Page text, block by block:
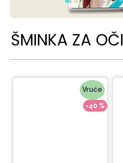
ŠMINKA ZA OČI
Vruće
-40 %